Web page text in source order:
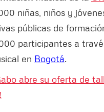
niñas, niños y
públicas de
participantes a
en Bogotá.
abre su oferta de